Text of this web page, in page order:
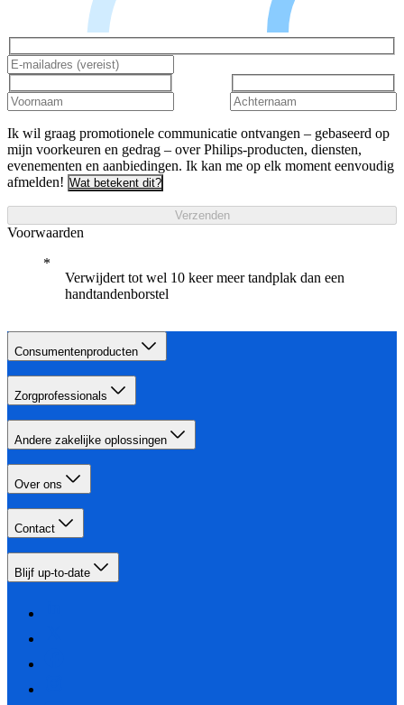
Ik wil graag promotionele communicatie ontvangen – gebaseerd op
mijn voorkeuren en gedrag – over Philips-producten, diensten,
evenementen en aanbiedingen. Ik kan me op elk moment eenvoudig
afmelden! Wat betekent dit?
Verzenden
Voorwaarden
Verwijdert tot wel 10 keer meer tandplak dan een
handtandenborstel
Consumentenproducten
Zorgprofessionals
Andere zakelijke oplossingen
Over ons
Contact
Blijf up-to-date